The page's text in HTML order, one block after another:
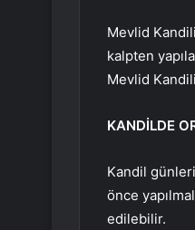
Mevlid
kalpten
Mevlid
KANDİLDE
Kandil
önce
edilebilir.